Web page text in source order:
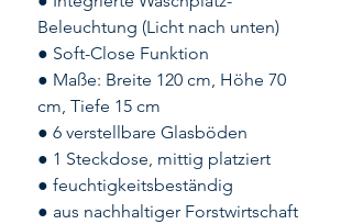
Beleuchtung (Licht nach unten)
● Soft-Close Funktion
● Maße: Breite 120 cm, Höhe 70
cm, Tiefe 15 cm
● 6 verstellbare Glasböden
● 1 Steckdose, mittig platziert
● feuchtigkeitsbeständig
● aus nachhaltiger Forstwirtschaft